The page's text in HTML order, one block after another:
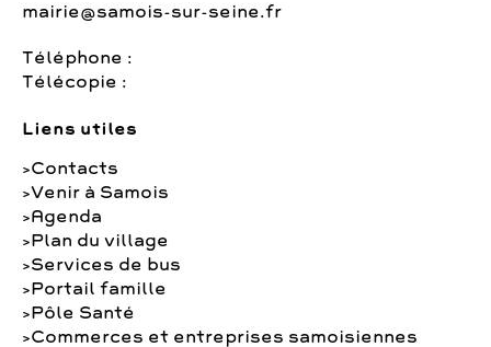
mairie@samois-sur-seine.fr
Téléphone :
Télécopie :
Liens utiles
Contacts
Venir à Samois
Agenda
Plan du village
Services de bus
Portail famille
Pôle Santé
Commerces et entreprises samoisiennes